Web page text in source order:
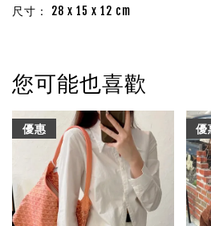
尺寸： 28 x 15 x 12 cm
您可能也喜歡
優惠 優